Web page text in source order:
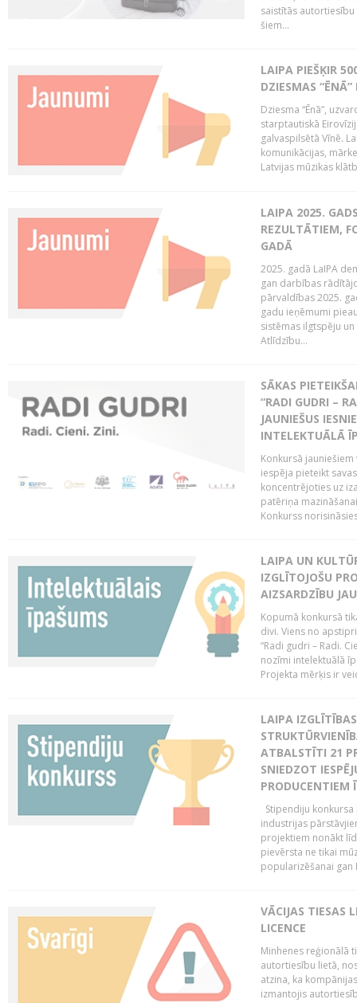
saistītās
šiem...
LAIPA PIEŠĶIR
DZIESMAS
Dziesma “Ēnā”,
starptautiskā
galvaspilsētā Vīnē.
komunikācijas,
Latvijas mūzikas
LAIPA 2025.
REZULTĀTIEM,
GADĀ
2025. gadā LaIPA
gan darbības
pārvaldības 2025.
gadu ieņēmumi
sistēmas ilgtspēju
Atlīdzību...
SĀKAS
“RADI GUDRI –
JAUNIEŠUS
INTELEKTUĀLĀ
Konkursā
iespēja pieteikt
koncentrējoties uz
patēriņa
Konkurss
LAIPA UN
IZGLĪTOJOŠU
AIZSARDZĪBU
Kopumā konkursā
divi. Viens no
“Radi gudri – Radi.
nozīmi intelektuālā
Projekta mērķis ir
LAIPA
ATBALSTĪTI 21
SNIEDZOT
PRODUCENTIEM
Stipendiju
industrijas
projektiem nonākt
pievērsta ne tikai
popularizēšanai gan
VĀCIJAS TIESAS
LICENCE
Minhenes reģionālā
autortiesību lietā,
atzina, ka
izmantojis